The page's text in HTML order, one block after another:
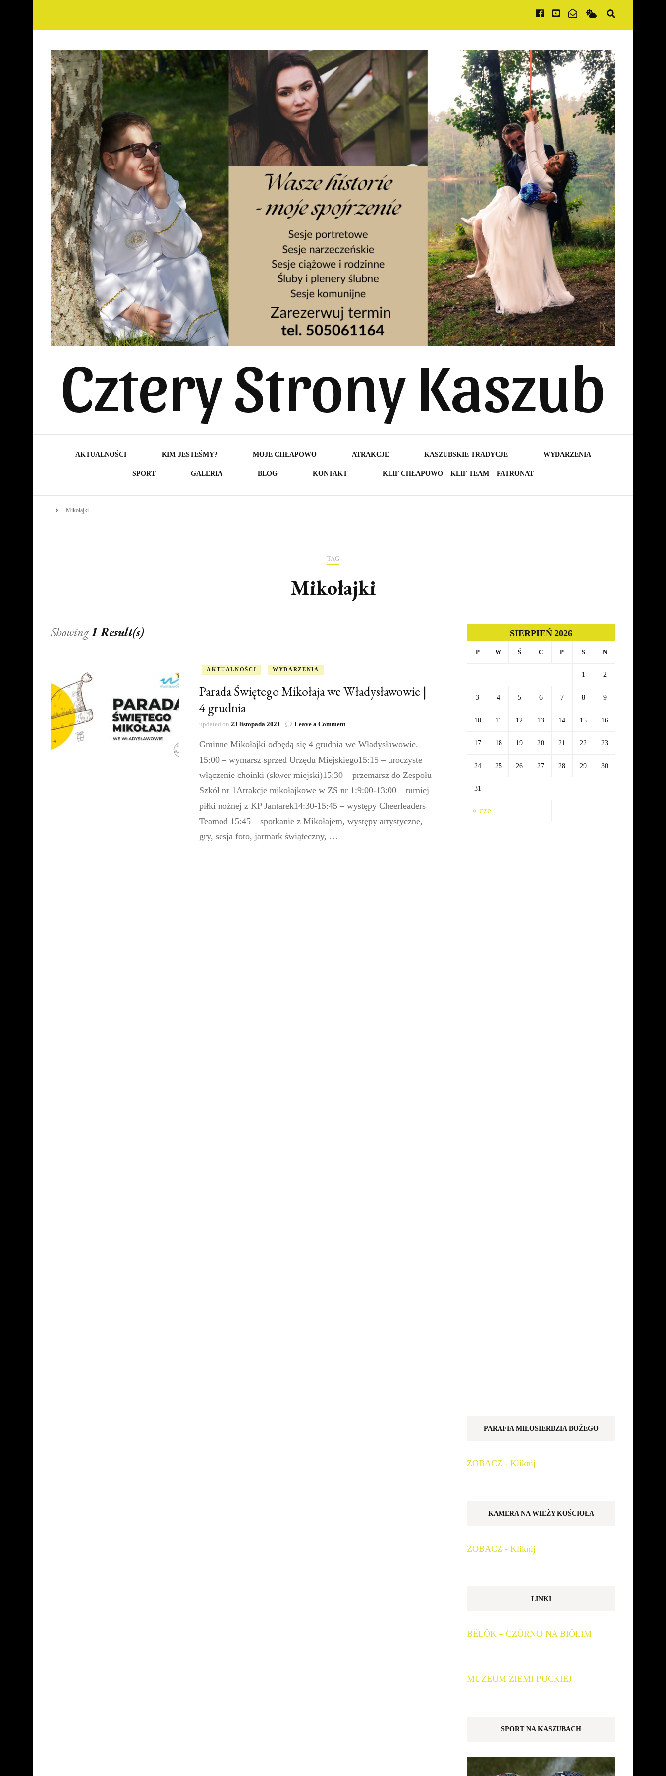
Cztery Strony Kaszub
AKTUALNOŚCI KIM JESTEŚMY? MOJE CHŁAPOWO ATRAKCJE KASZUBSKIE TRADYCJE WYDARZENIA
SPORT GALERIA BLOG KONTAKT KLIF CHŁAPOWO – KLIF TEAM – PATRONAT
Mikołajki
TAG
Mikołajki
Showing1 Result(s)
AKTUALNOŚCI WYDARZENIA
Parada Świętego Mikołaja we Władysławowie |
4 grudnia
updated on 23 listopada 2021 Leave a Commenton
Świętego
we
Władysławowie
4
grudnia
Gminne Mikołajki odbędą się 4 grudnia we Władysławowie.
15:00 – wymarsz sprzed Urzędu Miejskiego15:15 – uroczyste
włączenie choinki (skwer miejski)15:30 – przemarsz do Zespołu
Szkół nr 1Atrakcje mikołajkowe w ZS nr 1:9:00-13:00 – turniej
piłki nożnej z KP Jantarek14:30-15:45 – występy Cheerleaders
Teamod 15:45 – spotkanie z Mikołajem, występy artystyczne,
gry, sesja foto, jarmark świąteczny, …
SIERPIEŃ 2026
P W Ś C P S N
1 2
3 4 5 6 7 8 9
10 11 12 13 14 15 16
17 18 19 20 21 22 23
24 25 26 27 28 29 30
31
« cze
PARAFIA MIŁOSIERDZIA BOŻEGO
ZOBACZ - Kliknij
KAMERA NA WIEŻY KOŚCIOŁA
ZOBACZ - Kliknij
LINKI
BËLÔK – CZÔRNO NA BIÔŁIM
MUZEUM ZIEMI PUCKIEJ
SPORT NA KASZUBACH